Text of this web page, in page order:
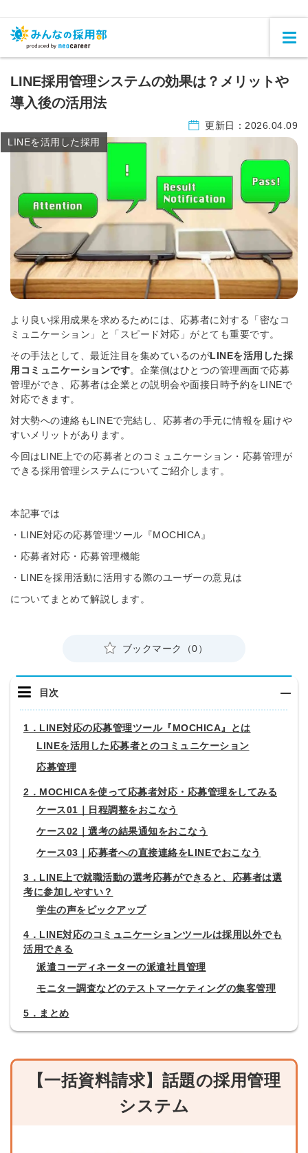
LINE採用管理システムの効果は？メリットや
導入後の活用法
更新日： 2026.04.09
LINEを活用した採用
より良い採用成果を求めるためには、応募者に対する「密なコ
ミュニケーション」と「スピード対応」がとても重要です。
その手法として、最近注目を集めているのがLINEを活用した採
用コミュニケーションです。企業側はひとつの管理画面で応募
管理ができ、応募者は企業との説明会や面接日時予約をLINEで
対応できます。
対大勢への連絡もLINEで完結し、応募者の手元に情報を届けや
すいメリットがあります。
今回はLINE上での応募者とのコミュニケーション・応募管理が
できる採用管理システムについてご紹介します。
本記事では
・LINE対応の応募管理ツール『MOCHICA』
・応募者対応・応募管理機能
・LINEを採用活動に活用する際のユーザーの意見は
についてまとめて解説します。
ブックマーク（0）
目次
1．LINE対応の応募管理ツール『MOCHICA』とは
LINEを活用した応募者とのコミュニケーション
応募管理
2．MOCHICAを使って応募者対応・応募管理をしてみる
ケース01｜日程調整をおこなう
ケース02｜選考の結果通知をおこなう
ケース03｜応募者への直接連絡をLINEでおこなう
3．LINE上で就職活動の選考応募ができると、応募者は選
考に参加しやすい？
学生の声をピックアップ
4．LINE対応のコミュニケーションツールは採用以外でも
活用できる
派遣コーディネーターの派遣社員管理
モニター調査などのテストマーケティングの集客管理
5．まとめ
【一括資料請求】話題の採用管理
システム